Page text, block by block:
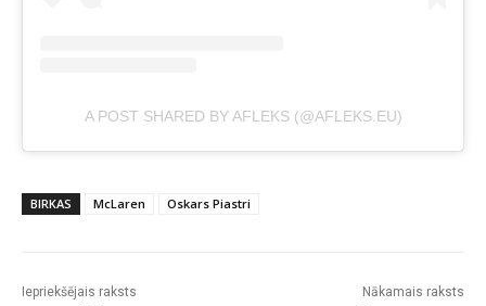
A POST SHARED BY AFLEKS (@AFLEKS.EU)
BIRKAS McLaren Oskars Piastri
Iepriekšējais raksts Nākamais raksts